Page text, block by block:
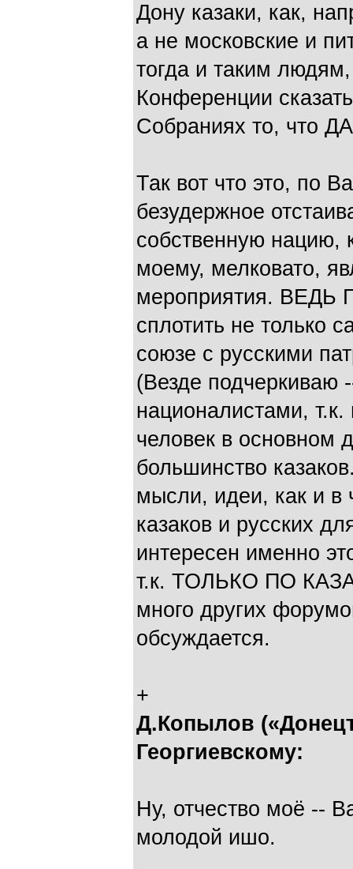
Дону казаки, как,
а не московские и
тогда и таким
Конференции
Собраниях то, что
Так вот что это, по
безудержное
собственную нацию,
моему, мелковато,
мероприятия.
сплотить не только
союзе с русскими
(Везде подчеркиваю
националистами,
человек в основном
большинство
мысли, идеи, как и в
казаков и русских
интересен именно
т.к. ТОЛЬКО ПО
много других
обсуждается.
+
Д.Копылов
Георгиевскому:
Ну, отчество моё --
молодой ишо.